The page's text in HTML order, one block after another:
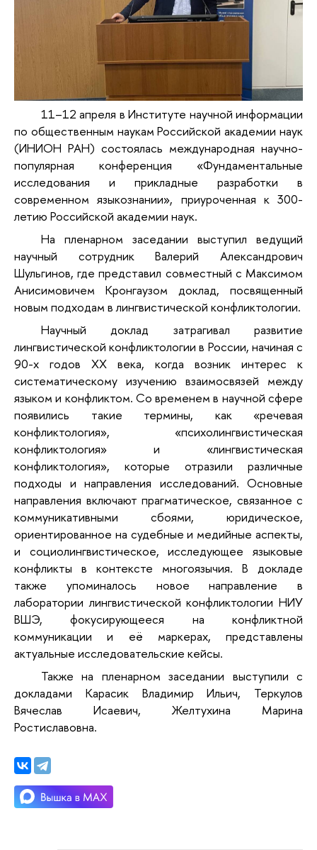
11–12 апреля в Институте научной информации
по общественным наукам Российской академии наук
(ИНИОН РАН) состоялась международная научно-
популярная конференция «Фундаментальные
исследования и прикладные разработки в
современном языкознании», приуроченная к 300-
летию Российской академии наук.
На пленарном заседании выступил ведущий
научный сотрудник Валерий Александрович
Шульгинов, где представил совместный с Максимом
Анисимовичем Кронгаузом доклад, посвященный
новым подходам в лингвистической конфликтологии.
Научный доклад затрагивал развитие
лингвистической конфликтологии в России, начиная с
90-х годов XX века, когда возник интерес к
систематическому изучению взаимосвязей между
языком и конфликтом. Со временем в научной сфере
появились такие термины, как «речевая
конфликтология», «психолингвистическая
конфликтология» и «лингвистическая
конфликтология», которые отразили различные
подходы и направления исследований. Основные
направления включают прагматическое, связанное с
коммуникативными сбоями, юридическое,
ориентированное на судебные и медийные аспекты,
и социолингвистическое, исследующее языковые
конфликты в контексте многоязычия. В докладе
также упоминалось новое направление в
лаборатории лингвистической конфликтологии НИУ
ВШЭ, фокусирующееся на конфликтной
коммуникации и её маркерах, представлены
актуальные исследовательские кейсы.
Также на пленарном заседании выступили с
докладами Карасик Владимир Ильич, Теркулов
Вячеслав Исаевич, Желтухина Марина
Ростиславовна.